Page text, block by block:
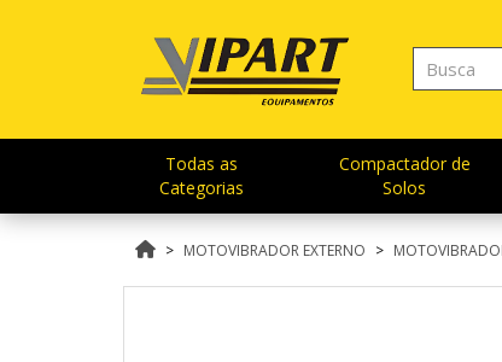
Todas as
Categorias
Compactador de
Solos
MOTOVIBRADOR EXTERNO